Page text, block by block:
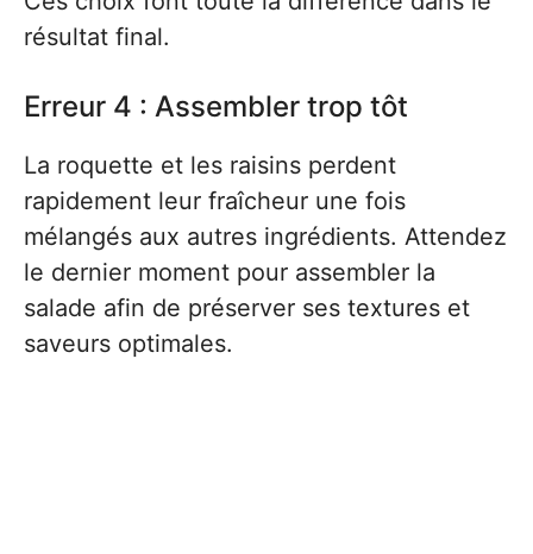
résultat final.
Erreur 4 : Assembler trop tôt
La roquette et les raisins perdent
rapidement leur fraîcheur une fois
mélangés aux autres ingrédients. Attendez
le dernier moment pour assembler la
salade afin de préserver ses textures et
saveurs optimales.